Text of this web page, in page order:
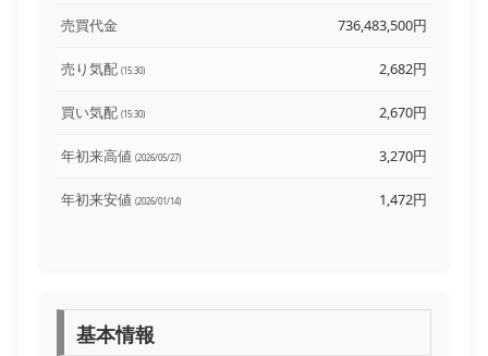
売買代金 736,483,500円
売り気配 (15:30) 2,682円
買い気配 (15:30) 2,670円
年初来高値 (2026/05/27) 3,270円
年初来安値 (2026/01/14) 1,472円
基本情報